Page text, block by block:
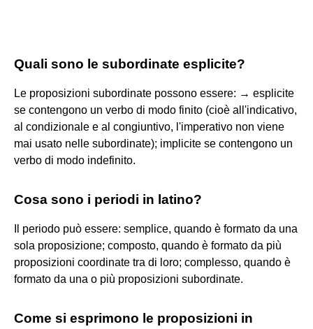
Quali sono le subordinate esplicite?
Le proposizioni subordinate possono essere: → esplicite
se contengono un verbo di modo finito (cioè all'indicativo,
al condizionale e al congiuntivo, l'imperativo non viene
mai usato nelle subordinate); implicite se contengono un
verbo di modo indefinito.
Cosa sono i periodi in latino?
Il periodo può essere: semplice, quando è formato da una
sola proposizione; composto, quando è formato da più
proposizioni coordinate tra di loro; complesso, quando è
formato da una o più proposizioni subordinate.
Come si esprimono le proposizioni in